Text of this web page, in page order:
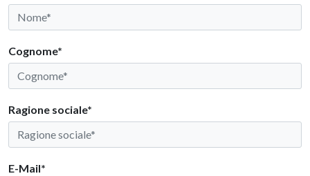
Cognome*
Ragione sociale*
E-Mail*